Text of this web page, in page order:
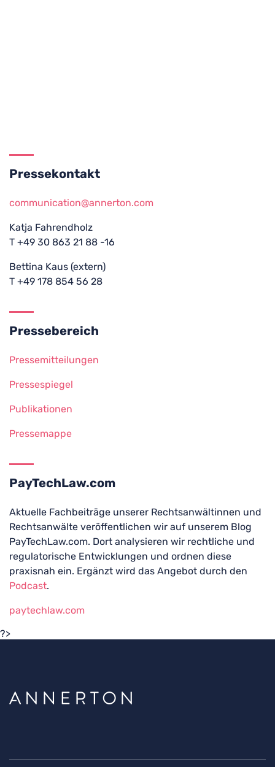
Pressekontakt
communication@annerton.com
Katja Fahrendholz
T +49 30 863 21 88 -16
Bettina Kaus (extern)
T +49 178 854 56 28
Pressebereich
Pressemitteilungen
Pressespiegel
Publikationen
Pressemappe
PayTechLaw.com
Aktuelle Fachbeiträge unserer Rechtsanwältinnen und
Rechtsanwälte veröffentlichen wir auf unserem Blog
PayTechLaw.com. Dort analysieren wir rechtliche und
regulatorische Entwicklungen und ordnen diese
praxisnah ein. Ergänzt wird das Angebot durch den
Podcast.
paytechlaw.com
?>